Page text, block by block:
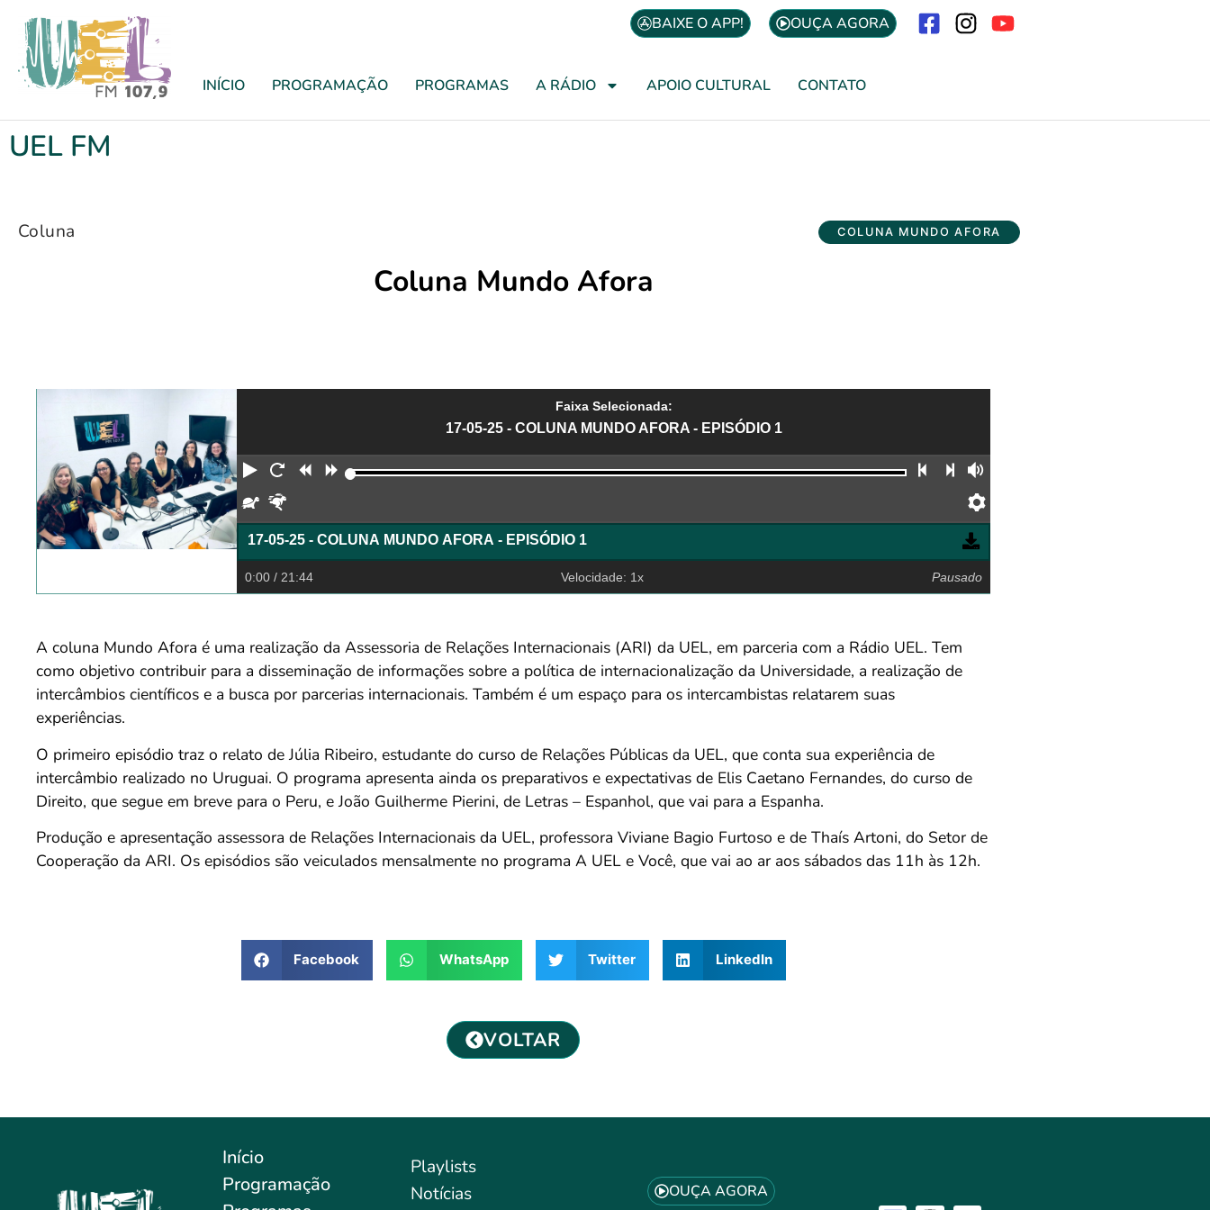
BAIXE O APP! OUÇA AGORA
INÍCIO PROGRAMAÇÃO PROGRAMAS A RÁDIO APOIO CULTURAL CONTATO
UEL FM
Coluna COLUNA MUNDO AFORA
Coluna Mundo Afora
Faixa Selecionada:
17-05-25 - COLUNA MUNDO AFORA - EPISÓDIO 1
Reproduzir
Reiniciar
Retroceder
Avançar Faixa anterior
Próxima faixa
Devagar
Preferências
17-05-25 - COLUNA MUNDO AFORA - EPISÓDIO 1
0:00 / 21:44 Velocidade: 1x Pausado
A coluna Mundo Afora é uma realização da Assessoria de Relações Internacionais (ARI) da UEL, em parceria com a Rádio UEL. Tem
como objetivo contribuir para a disseminação de informações sobre a política de internacionalização da Universidade, a realização de
intercâmbios científicos e a busca por parcerias internacionais. Também é um espaço para os intercambistas relatarem suas
experiências.
O primeiro episódio traz o relato de Júlia Ribeiro, estudante do curso de Relações Públicas da UEL, que conta sua experiência de
intercâmbio realizado no Uruguai. O programa apresenta ainda os preparativos e expectativas de Elis Caetano Fernandes, do curso de
Direito, que segue em breve para o Peru, e João Guilherme Pierini, de Letras – Espanhol, que vai para a Espanha.
Produção e apresentação assessora de Relações Internacionais da UEL, professora Viviane Bagio Furtoso e de Thaís Artoni, do Setor de
Cooperação da ARI. Os episódios são veiculados mensalmente no programa A UEL e Você, que vai ao ar aos sábados das 11h às 12h.
Facebook WhatsApp Twitter LinkedIn
VOLTAR
Início
Programação
Playlists
Notícias
OUÇA AGORA